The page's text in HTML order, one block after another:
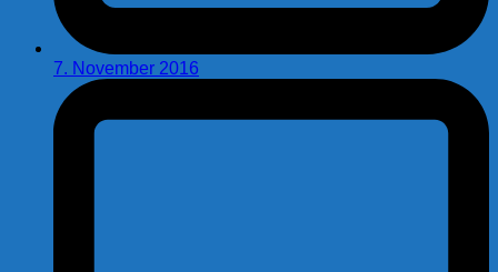
7. November 2016